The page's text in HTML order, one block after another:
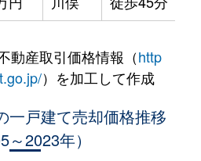
動産取引価格情報（http
）を加工して作成
一戸建て売却価格推移
～2023年）